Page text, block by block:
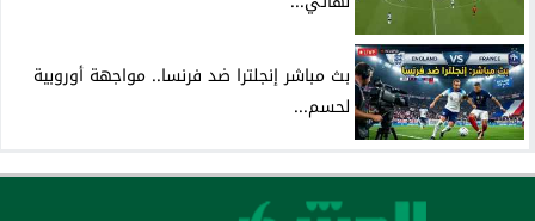
بث مباشر إنجلترا ضد فرنسا.. مواجهة أوروبية
لحسم...